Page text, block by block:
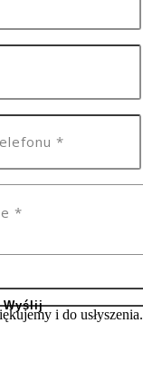
i do usłyszenia.